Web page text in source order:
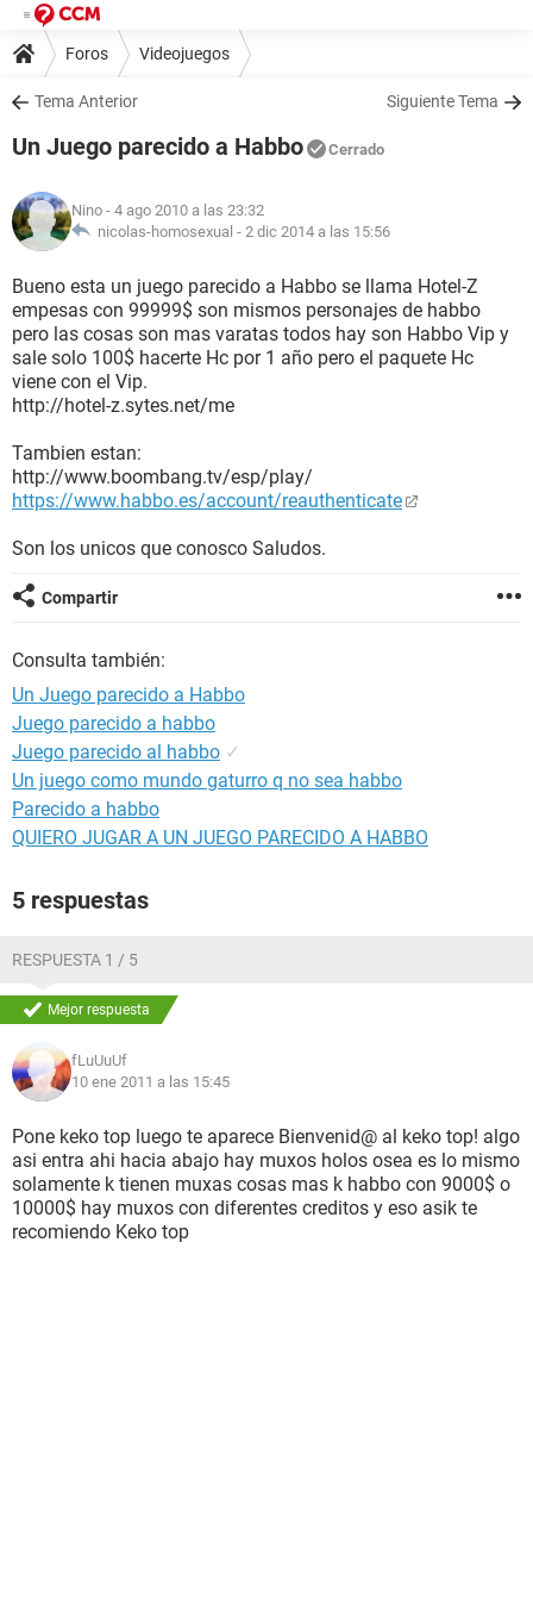
Foros Videojuegos
Tema Anterior Siguiente Tema
Un Juego parecido a Habbo Cerrado
Nino - 4 ago 2010 a las 23:32
nicolas-homosexual - 2 dic 2014 a las 15:56
Bueno esta un juego parecido a Habbo se llama Hotel-Z
empesas con 99999$ son mismos personajes de habbo
pero las cosas son mas varatas todos hay son Habbo Vip y
sale solo 100$ hacerte Hc por 1 año pero el paquete Hc
viene con el Vip.
http://hotel-z.sytes.net/me
Tambien estan:
http://www.boombang.tv/esp/play/
https://www.habbo.es/account/reauthenticate
Son los unicos que conosco Saludos.
Compartir
Consulta también:
Un Juego parecido a Habbo
Juego parecido a habbo
Juego parecido al habbo ✓
Un juego como mundo gaturro q no sea habbo
Parecido a habbo
QUIERO JUGAR A UN JUEGO PARECIDO A HABBO
5 respuestas
RESPUESTA 1 / 5
Mejor respuesta
fLuUuUf
10 ene 2011 a las 15:45
Pone keko top luego te aparece Bienvenid@ al keko top! algo
asi entra ahi hacia abajo hay muxos holos osea es lo mismo
solamente k tienen muxas cosas mas k habbo con 9000$ o
10000$ hay muxos con diferentes creditos y eso asik te
recomiendo Keko top